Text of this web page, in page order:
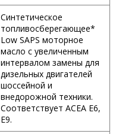
Синтетическое
топливосберегающее*
Low SAPS моторное
масло с увеличенным
интервалом замены для
дизельных двигателей
шоссейной и
внедорожной техники.
Соответствует ACEA E6,
E9.